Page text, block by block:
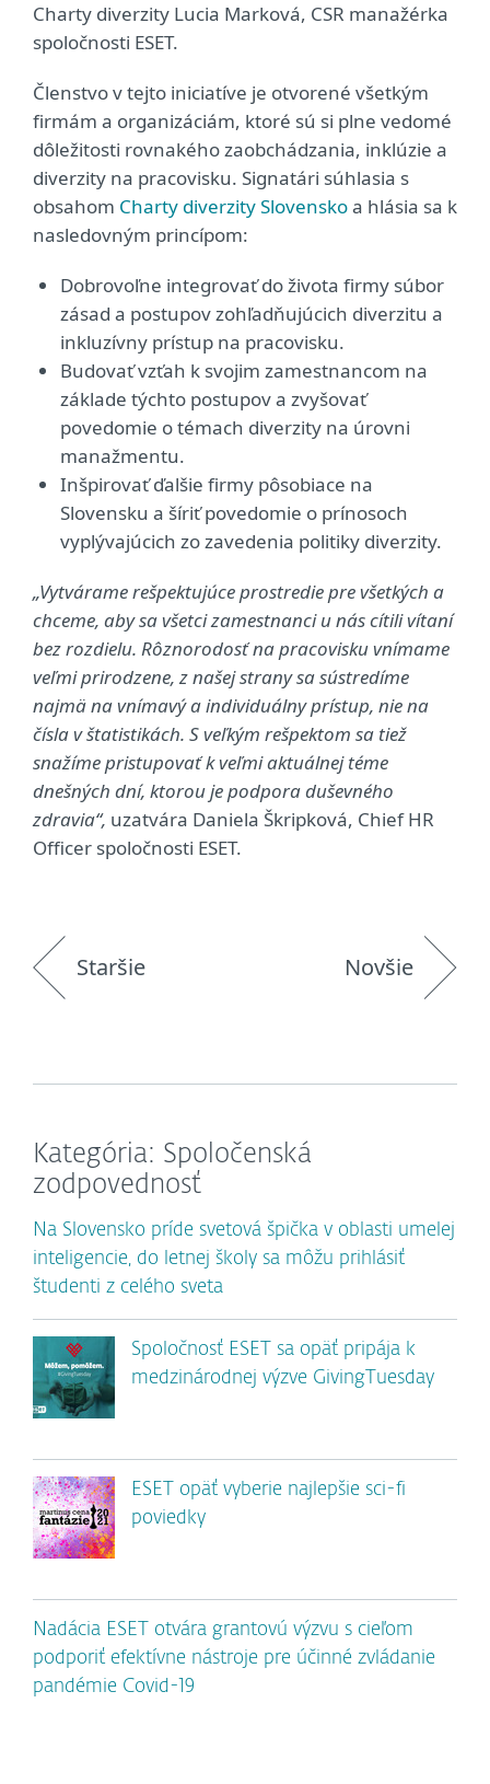
Charty diverzity Lucia Marková, CSR manažérka
spoločnosti ESET.
Členstvo v tejto iniciatíve je otvorené všetkým
firmám a organizáciám, ktoré sú si plne vedomé
dôležitosti rovnakého zaobchádzania, inklúzie a
diverzity na pracovisku. Signatári súhlasia s
obsahom Charty diverzity Slovenskoa hlásia sa k
nasledovným princípom:
Dobrovoľne integrovať do života firmy súbor
zásad a postupov zohľadňujúcich diverzitu a
inkluzívny prístup na pracovisku.
Budovať vzťah k svojim zamestnancom na
základe týchto postupov a zvyšovať
povedomie o témach diverzity na úrovni
manažmentu.
Inšpirovať ďalšie firmy pôsobiace na
Slovensku a šíriť povedomie o prínosoch
vyplývajúcich zo zavedenia politiky diverzity.
„Vytvárame rešpektujúce prostredie pre všetkých a
chceme, aby sa všetci zamestnanci u nás cítili vítaní
bez rozdielu. Rôznorodosť na pracovisku vnímame
veľmi prirodzene, z našej strany sa sústredíme
najmä na vnímavý a individuálny prístup, nie na
čísla v štatistikách. S veľkým rešpektom sa tiež
snažíme pristupovať k veľmi aktuálnej téme
dnešných dní, ktorou je podpora duševného
zdravia“, uzatvára Daniela Škripková, Chief HR
Officer spoločnosti ESET.
Staršie Novšie
Kategória: Spoločenská
zodpovednosť
Na Slovensko príde svetová špička v oblasti umelej
inteligencie, do letnej školy sa môžu prihlásiť
študenti z celého sveta
Spoločnosť ESET sa opäť pripája k
medzinárodnej výzve GivingTuesday
ESET opäť vyberie najlepšie sci-fi
poviedky
Nadácia ESET otvára grantovú výzvu s cieľom
podporiť efektívne nástroje pre účinné zvládanie
pandémie Covid-19